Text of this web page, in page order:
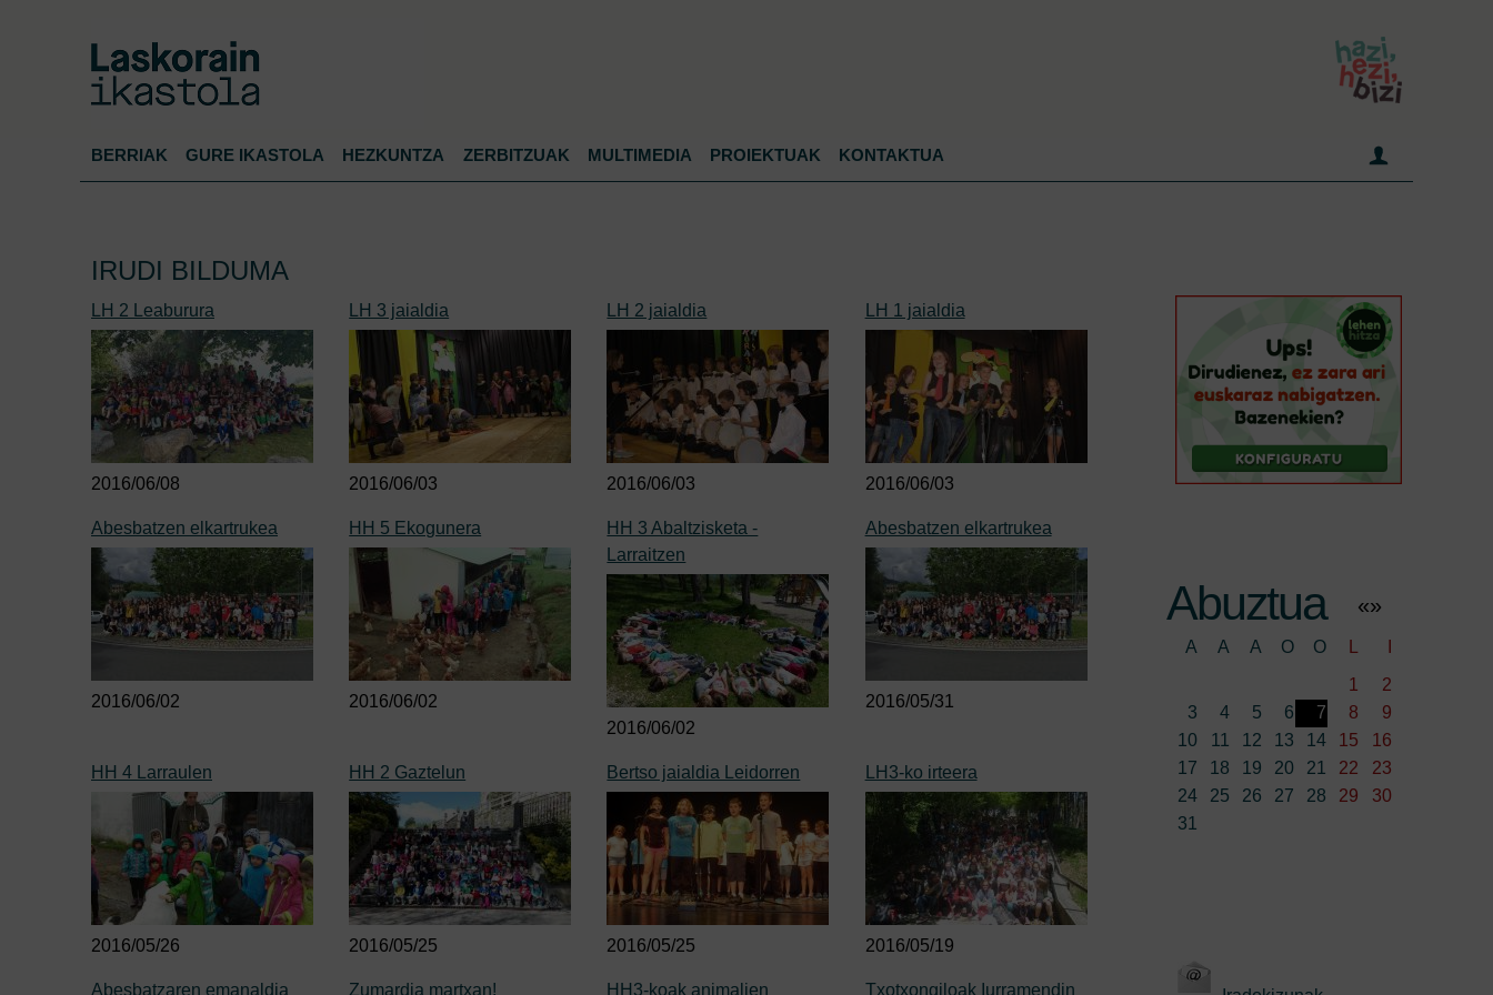
BERRIAK GURE IKASTOLA HEZKUNTZA ZERBITZUAK MULTIMEDIA PROIEKTUAK KONTAKTUA
IRUDI BILDUMA
LH 2 Leaburura
2016/06/08
LH 3 jaialdia
2016/06/03
LH 2 jaialdia
2016/06/03
LH 1 jaialdia
2016/06/03
Abesbatzen elkartrukea
2016/06/02
HH 5 Ekogunera
2016/06/02
HH 3 Abaltzisketa -
Larraitzen
2016/06/02
Abesbatzen elkartrukea
2016/05/31
HH 4 Larraulen
2016/05/26
HH 2 Gaztelun
2016/05/25
Bertso jaialdia Leidorren
2016/05/25
LH3-ko irteera
2016/05/19
Abesbatzaren emanaldia Zumardia martxan!
HH3-koak animalien
Txotxongiloak Iurramendin
Abuztua «»
A A A O O
1
2
3
4 5 6 7 8
9
10
11 12 13 14 15
16
17
18 19 20 21 22
23
24
25 26 27 28 29
30
31